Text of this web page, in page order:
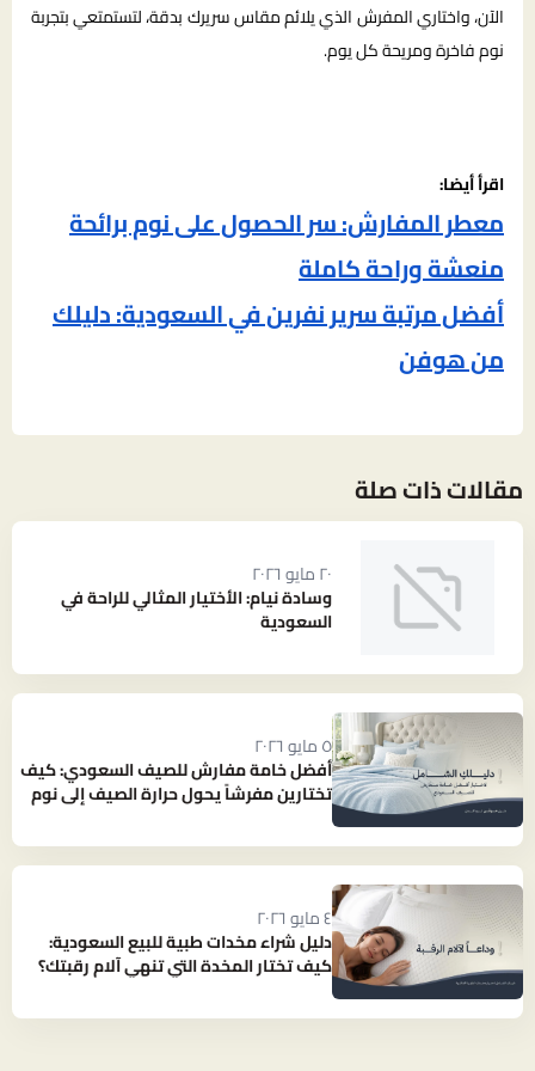
الآن، واختاري المفرش الذي يلائم مقاس سريرك بدقة، لتستمتعي بتجربة
نوم فاخرة ومريحة كل يوم.
اقرأ أيضا:
معطر المفارش: سر الحصول على نوم برائحة
منعشة وراحة كاملة
أفضل مرتبة سرير نفرين في السعودية: دليلك
من هوفن
مقالات ذات صلة
٢٠ مايو ٢٠٢٦
وسادة نيام: الأختيار المثالي للراحة في
السعودية
٥ مايو ٢٠٢٦
أفضل خامة مفارش للصيف السعودي: كيف
تختارين مفرشاً يحول حرارة الصيف إلى نوم
٤ مايو ٢٠٢٦
دليل شراء مخدات طبية للبيع السعودية:
كيف تختار المخدة التي تنهي آلام رقبتك؟